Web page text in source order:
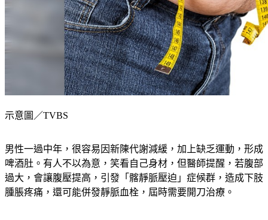
示意圖／TVBS
男性一過中年，很容易因新陳代謝減緩，加上缺乏運動，形成
啤酒肚。有人不以為意，笑看自己身材，但醫師提醒，若腹部
過大，會讓腹壓提高，引發「髂靜脈壓迫」症候群，造成下肢
腫脹疼痛，還可能併發靜脈血栓，屆時需要開刀治療。